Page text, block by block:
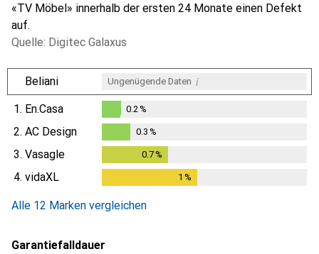
«TV Möbel» innerhalb der ersten 24 Monate einen Defekt
auf.
Quelle: Digitec Galaxus
Beliani Ungenügende Daten i
1. En.Casa
0.2%
0.2 %
2. AC Design
0.3%
0.3 %
3. Vasagle 0.7 %
4. vidaXL 1 %
Alle 12 Marken vergleichen
Garantiefalldauer